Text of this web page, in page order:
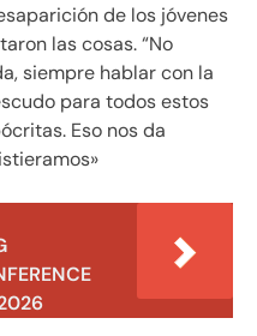
de los jóvenes
las cosas. “No
siempre hablar con la
para todos estos
Eso nos da